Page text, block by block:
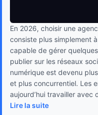
En 2026, choisir une
consiste plus simplement
capable de gérer
publier sur les réseaux
numérique est devenu
et plus concurrentiel. Les
aujourd’hui travailler avec
Lire la suite